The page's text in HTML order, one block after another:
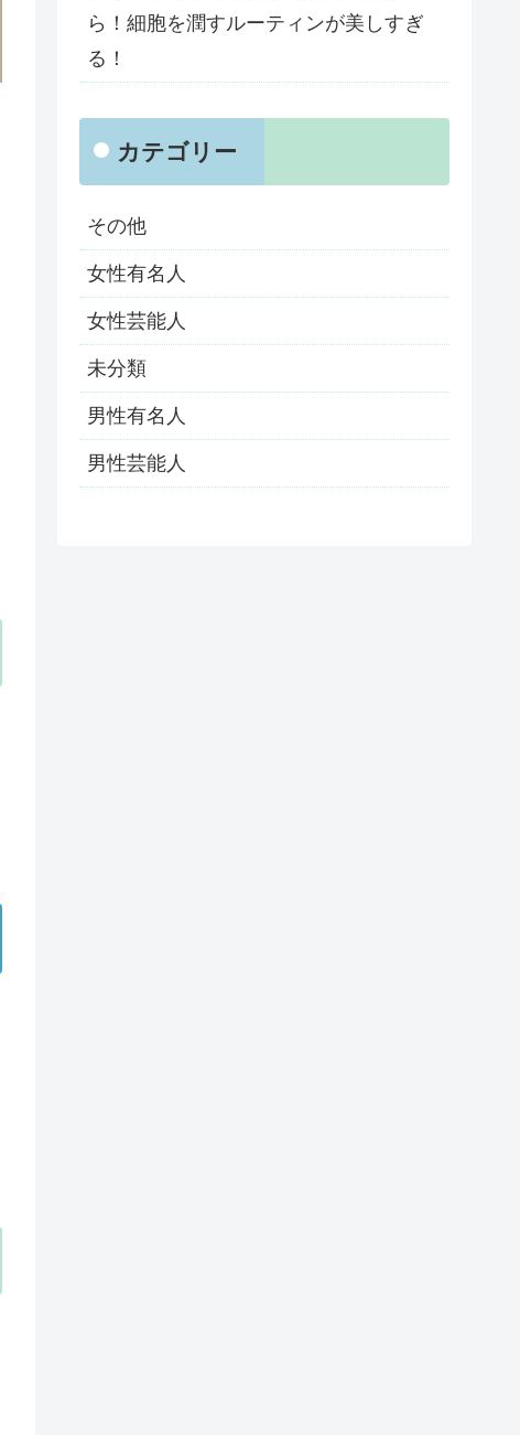
ら！細胞を潤すルーティンが美しすぎ
る！
カテゴリー
その他
女性有名人
女性芸能人
未分類
男性有名人
男性芸能人